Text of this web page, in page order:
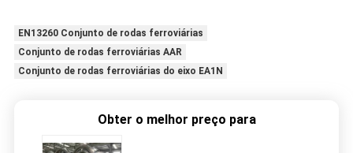
EN13260 Conjunto de rodas ferroviárias
Conjunto de rodas ferroviárias AAR
Conjunto de rodas ferroviárias do eixo EA1N
Obter o melhor preço para